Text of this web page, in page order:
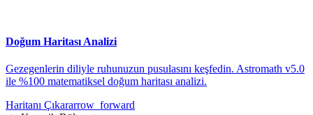
Doğum Haritası Analizi
Gezegenlerin diliyle ruhunuzun pusulasını keşfedin. Astromath v5.0
ile %100 matematiksel doğum haritası analizi.
Haritanı Çıkararrow_forward